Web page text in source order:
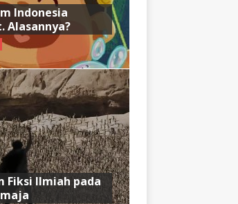
Indonesia
Alasannya?
Fiksi Ilmiah pada